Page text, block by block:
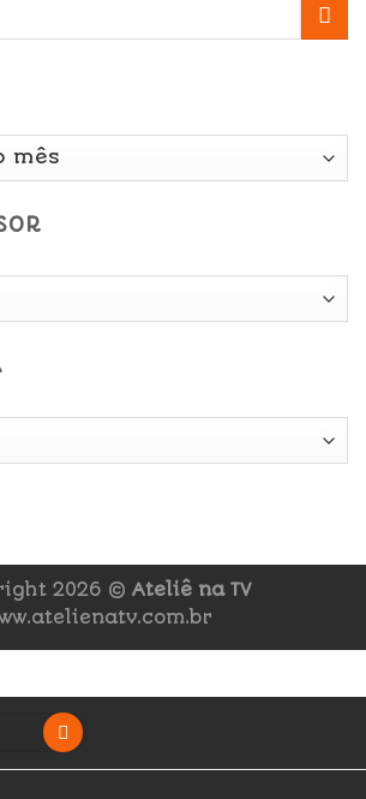
2026 © Ateliê na TV